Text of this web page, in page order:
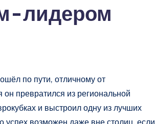
лидером
по пути, отличному от
превратился из региональной
и выстроил одну из лучших
успех возможен даже вне столиц, если